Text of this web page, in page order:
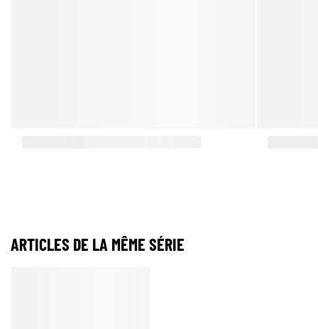
ARTICLES DE LA MÊME SÉRIE